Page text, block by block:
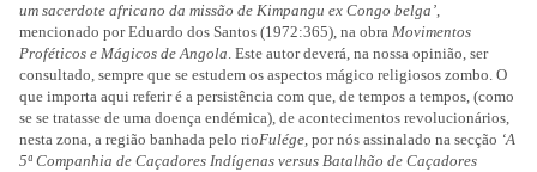
um sacerdote africano da missão de Kimpangu ex Congo belga’,
mencionado por Eduardo dos Santos (1972:365), na obra Movimentos
Proféticos e Mágicos de Angola. Este autor deverá, na nossa opinião, ser
consultado, sempre que se estudem os aspectos mágico religiosos zombo. O
que importa aqui referir é a persistência com que, de tempos a tempos, (como
se se tratasse de uma doença endémica), de acontecimentos revolucionários,
nesta zona, a região banhada pelo rioFulége, por nós assinalado na secção ‘A
5ª Companhia de Caçadores Indígenas versus Batalhão de Caçadores